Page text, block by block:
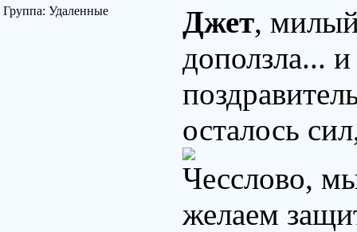
Группа: Удаленные Джет,
доползла...
осталось
Чесслово,
желаем